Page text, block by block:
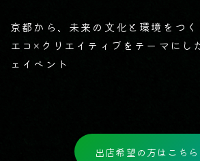
京都から、未来の文化と環境をつく
エコ×クリエイティブをテーマにし
ェイベント
出店希望の方はこちら